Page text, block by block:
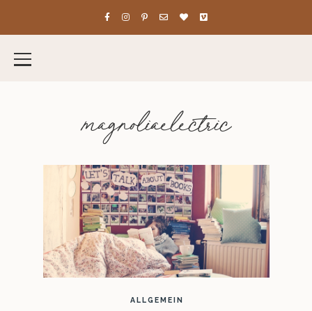
magnoliaelectric
ALLGEMEIN